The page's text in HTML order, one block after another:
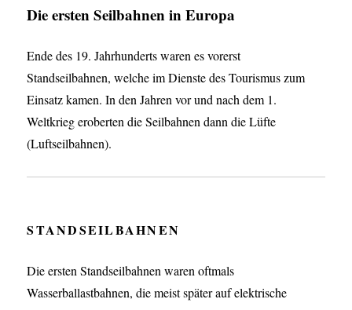
Die ersten Seilbahnen in Europa
Ende des 19. Jahrhunderts waren es vorerst
Standseilbahnen, welche im Dienste des Tourismus zum
Einsatz kamen. In den Jahren vor und nach dem 1.
Weltkrieg eroberten die Seilbahnen dann die Lüfte
(Luftseilbahnen).
STANDSEILBAHNEN
Die ersten Standseilbahnen waren oftmals
Wasserballastbahnen, die meist später auf elektrische